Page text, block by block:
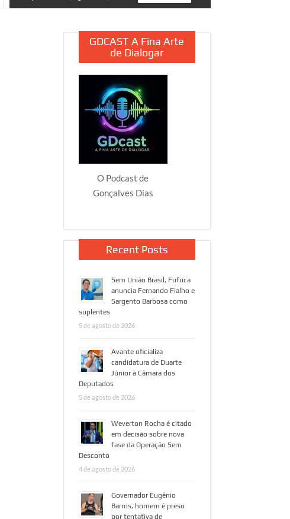
GDCAST A Fina Arte
de Dialogar
O Podcast de
Gonçalves Dias
Recent Posts
Sem União Brasil, Fufuca
anuncia Fernando Fialho e
Sargento Barbosa como
suplentes
5 de agosto de 2026
Avante oficializa
candidatura de Duarte
Júnior à Câmara dos
Deputados
5 de agosto de 2026
Weverton Rocha é citado
em decisão sobre nova
fase da Operação Sem
Desconto
4 de agosto de 2026
Governador Eugênio
Barros, homem é preso
por tentativa de